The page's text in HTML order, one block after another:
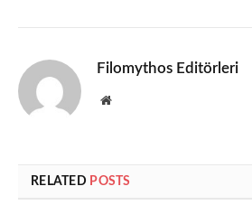
Filomythos Editörleri
Website
RELATED POSTS